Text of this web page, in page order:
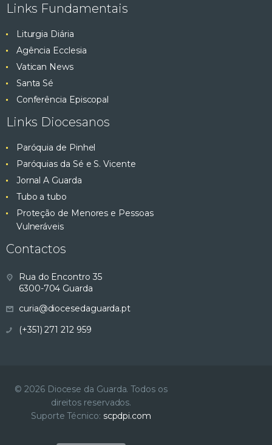
Links Fundamentais
Liturgia Diária
Agência Ecclesia
Vatican News
Santa Sé
Conferência Episcopal
Links Diocesanos
Paróquia de Pinhel
Paróquias da Sé e S. Vicente
Jornal A Guarda
Tubo a tubo
Proteção de Menores e Pessoas
Vulneráveis
Contactos
Rua do Encontro 35
6300-704 Guarda
curia@diocesedaguarda.pt
(+351) 271 212 959
© 2026 Diocese da Guarda. Todos os
direitos reservados.
Suporte Técnico: scpdpi.com